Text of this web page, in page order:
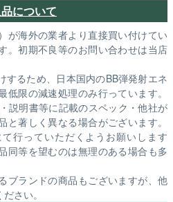
について
が海外の業者より直接買い付けてい
。初期不良等のお問い合わせは当店
するため、日本国内のBB弾発射エネ
低限の減速処理のみ行っています。
説明書等に記載のスペック・他社が
著しく異なる場合がございます。
行っていただくようお願いします
同等を望むのは無理のある場合も多
ブランドの商品もございますが、他
さい。